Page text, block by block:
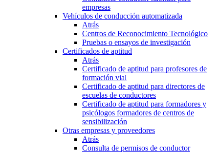
empresas
Vehículos de conducción automatizada
Atrás
Centros de Reconocimiento Tecnológico
Pruebas o ensayos de investigación
Certificados de aptitud
Atrás
Certificado de aptitud para profesores de
formación vial
Certificado de aptitud para directores de
escuelas de conductores
Certificado de aptitud para formadores y
psicólogos formadores de centros de
sensibilización
Otras empresas y proveedores
Atrás
Consulta de permisos de conductor